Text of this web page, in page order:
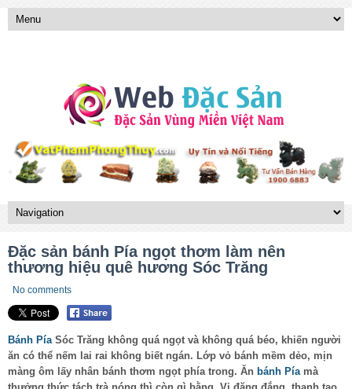
Đặc sản bánh Pía ngọt thơm làm nên
thương hiệu quê hương Sóc Trăng
No comments
Bánh PíaSóc Trăng không quá ngọt và không quá béo, khiến người
ăn có thể nếm lai rai không biết ngán. Lớp vỏ bánh mềm dẻo, mịn
màng ôm lấy nhân bánh thơm ngọt phía trong. Ăn bánh Píamà